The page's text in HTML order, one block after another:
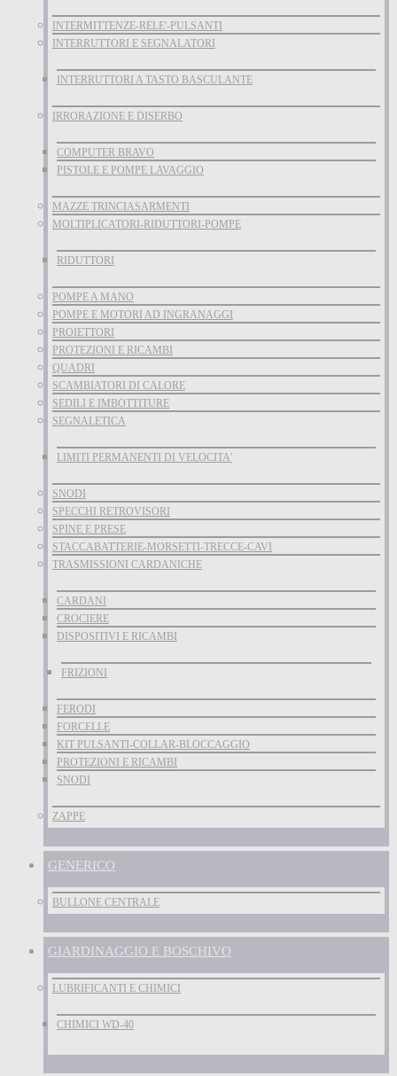
INTERMITTENZE-RELE'-PULSANTI
INTERRUTTORI E SEGNALATORI
INTERRUTTORI A TASTO BASCULANTE
IRRORAZIONE E DISERBO
COMPUTER BRAVO
PISTOLE E POMPE LAVAGGIO
MAZZE TRINCIASARMENTI
MOLTIPLICATORI-RIDUTTORI-POMPE
RIDUTTORI
POMPE A MANO
POMPE E MOTORI AD INGRANAGGI
PROIETTORI
PROTEZIONI E RICAMBI
QUADRI
SCAMBIATORI DI CALORE
SEDILI E IMBOTTITURE
SEGNALETICA
LIMITI PERMANENTI DI VELOCITA'
SNODI
SPECCHI RETROVISORI
SPINE E PRESE
STACCABATTERIE-MORSETTI-TRECCE-CAVI
TRASMISSIONI CARDANICHE
CARDANI
CROCIERE
DISPOSITIVI E RICAMBI
FRIZIONI
FERODI
FORCELLE
KIT PULSANTI-COLLAR-BLOCCAGGIO
PROTEZIONI E RICAMBI
SNODI
ZAPPE
GENERICO
BULLONE CENTRALE
GIARDINAGGIO E BOSCHIVO
LUBRIFICANTI E CHIMICI
CHIMICI WD-40